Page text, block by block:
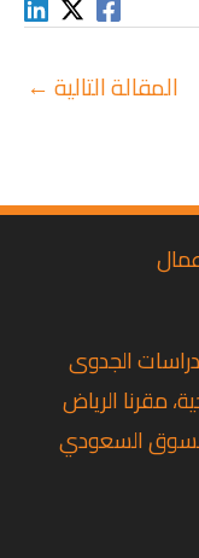
المقالة التالية←
الجدوى
مقرنا الرياض
فهم السوق السعودي